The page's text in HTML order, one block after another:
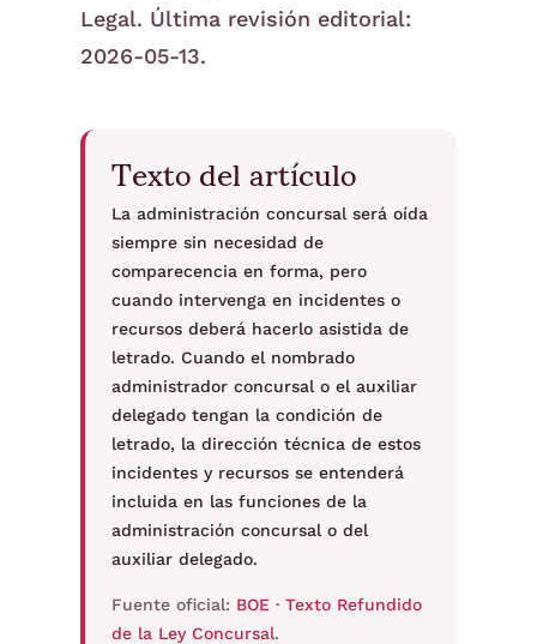
Legal. Última revisión editorial:
2026-05-13.
Texto del artículo
La administración concursal será oída
siempre sin necesidad de
comparecencia en forma, pero
cuando intervenga en incidentes o
recursos deberá hacerlo asistida de
letrado. Cuando el nombrado
administrador concursal o el auxiliar
delegado tengan la condición de
letrado, la dirección técnica de estos
incidentes y recursos se entenderá
incluida en las funciones de la
administración concursal o del
auxiliar delegado.
Fuente oficial: BOE · Texto Refundido
de la Ley Concursal.